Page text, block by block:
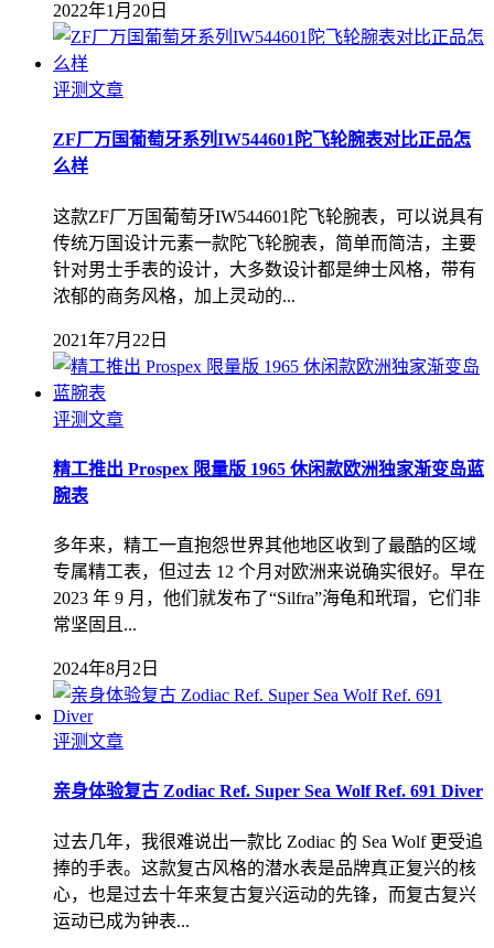
2022年1月20日
评测文章
ZF厂万国葡萄牙系列IW544601陀飞轮腕表对比正品怎
么样
这款ZF厂万国葡萄牙IW544601陀飞轮腕表，可以说具有
传统万国设计元素一款陀飞轮腕表，简单而简洁，主要
针对男士手表的设计，大多数设计都是绅士风格，带有
浓郁的商务风格，加上灵动的...
2021年7月22日
评测文章
精工推出 Prospex 限量版 1965 休闲款欧洲独家渐变岛蓝
腕表
多年来，精工一直抱怨世界其他地区收到了最酷的区域
专属精工表，但过去 12 个月对欧洲来说确实很好。早在
2023 年 9 月，他们就发布了“Silfra”海龟和玳瑁，它们非
常坚固且...
2024年8月2日
评测文章
亲身体验复古 Zodiac Ref. Super Sea Wolf Ref. 691 Diver
过去几年，我很难说出一款比 Zodiac 的 Sea Wolf 更受追
捧的手表。这款复古风格的潜水表是品牌真正复兴的核
心，也是过去十年来复古复兴运动的先锋，而复古复兴
运动已成为钟表...